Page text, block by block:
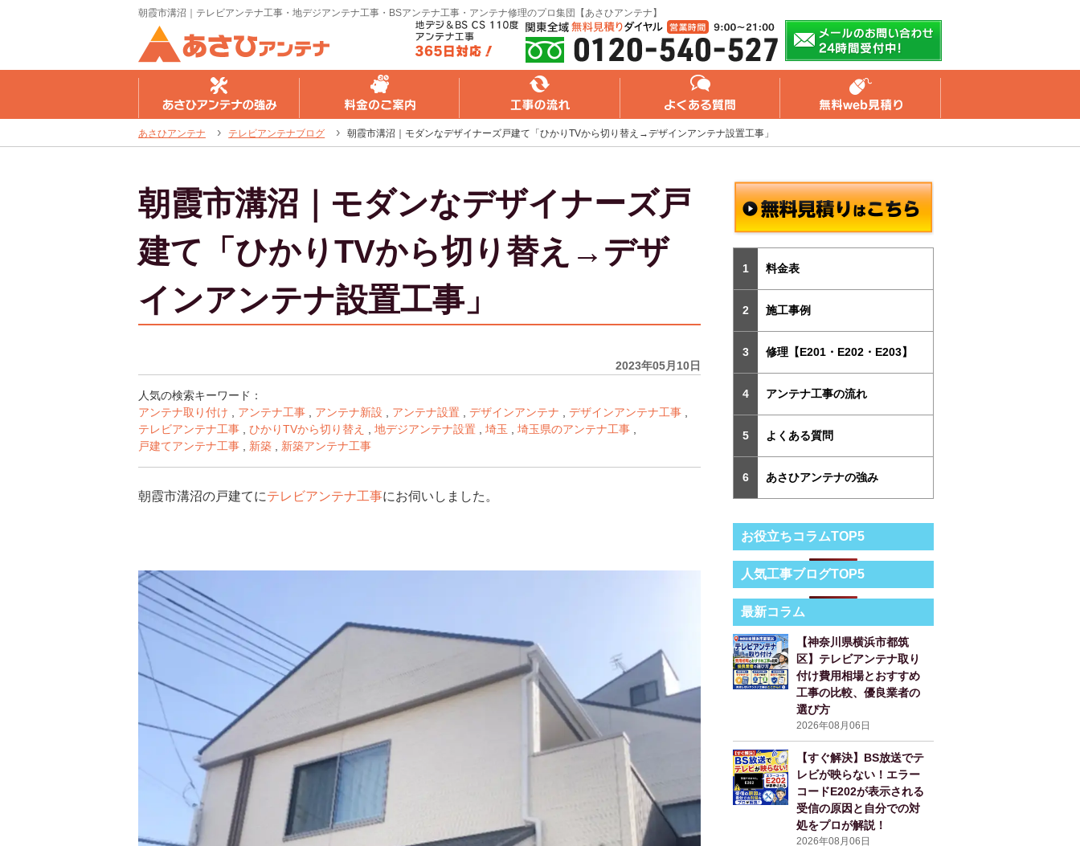
朝霞市溝沼｜テレビアンテナ工事・地デジアンテナ工事・BSアンテナ工事・アンテナ修理のプロ集団【あさひアンテナ】
料金のご案内 工事の流れ よくある質問 無料web見積り
あさひアンテナ テレビアンテナブログ 朝霞市溝沼｜モダンなデザイナーズ戸建て「ひかりTVから切り替え→デザインアンテナ設置工事」
朝霞市溝沼｜モダンなデザイナーズ戸
建て「ひかりTVから切り替え→デザ
インアンテナ設置工事」
2023年05月10日
人気の検索キーワード：
アンテナ取り付け
アンテナ工事 アンテナ新設 アンテナ設置 デザインアンテナ デザインアンテナ工事
テレビアンテナ工事
ひかりTVから切り替え 地デジアンテナ設置 埼玉 埼玉県のアンテナ工事
戸建てアンテナ工事
新築 新築アンテナ工事
朝霞市溝沼の戸建てにテレビアンテナ工事にお伺いしました。
料金表
施工事例
修理【E201・E202・E203】
アンテナ工事の流れ
よくある質問
あさひアンテナの強み
お役立ちコラムTOP5
人気工事ブログTOP5
最新コラム
【神奈川県横浜市都筑
区】テレビアンテナ取り
付け費用相場とおすすめ
工事の比較、優良業者の
選び方
2026年08月06日
【すぐ解決】BS放送でテ
レビが映らない！エラー
コードE202が表示される
受信の原因と自分での対
処をプロが解説！
2026年08月06日